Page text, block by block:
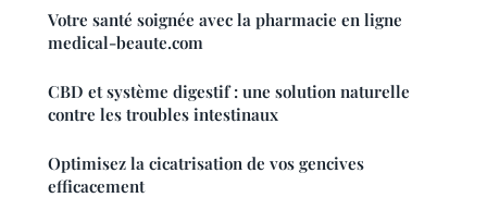
Votre santé soignée avec la pharmacie en ligne
medical-beaute.com
CBD et système digestif : une solution naturelle
contre les troubles intestinaux
Optimisez la cicatrisation de vos gencives
efficacement